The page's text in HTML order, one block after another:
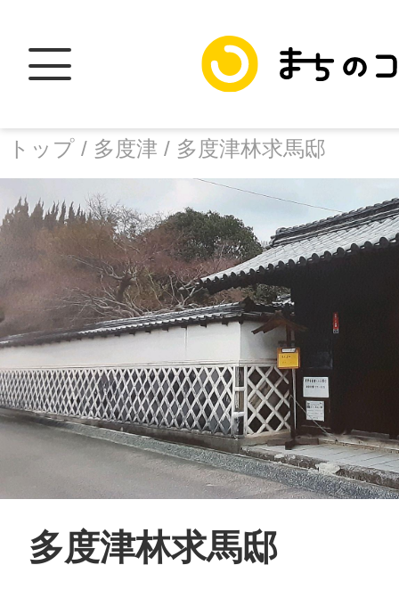
トップ / 多度津 / 多度津林求馬邸
facebook
X
LINE
SMS
多度津林求馬邸
トップ
加盟スポットに
地域に導入を